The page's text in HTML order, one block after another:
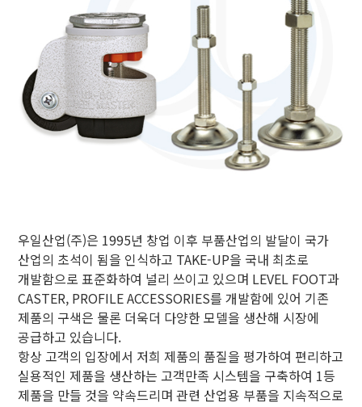
우일산업(주)은 1995년 창업 이후 부품산업의 발달이 국가
산업의 초석이 됨을 인식하고 TAKE-UP을 국내 최초로
개발함으로 표준화하여 널리 쓰이고 있으며 LEVEL FOOT과
CASTER, PROFILE ACCESSORIES를 개발함에 있어 기존
제품의 구색은 물론 더욱더 다양한 모델을 생산해 시장에
공급하고 있습니다.
항상 고객의 입장에서 저희 제품의 품질을 평가하여 편리하고
실용적인 제품을 생산하는 고객만족 시스템을 구축하여 1등
제품을 만들 것을 약속드리며 관련 산업용 부품을 지속적으로